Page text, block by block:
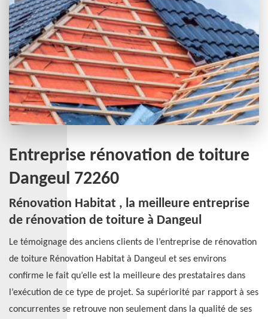
Entreprise rénovation de toiture
Dangeul 72260
Rénovation Habitat , la meilleure entreprise
de rénovation de toiture à Dangeul
Le témoignage des anciens clients de l’entreprise de rénovation
de toiture Rénovation Habitat à Dangeul et ses environs
confirme le fait qu’elle est la meilleure des prestataires dans
l’exécution de ce type de projet. Sa supériorité par rapport à ses
concurrentes se retrouve non seulement dans la qualité de ses